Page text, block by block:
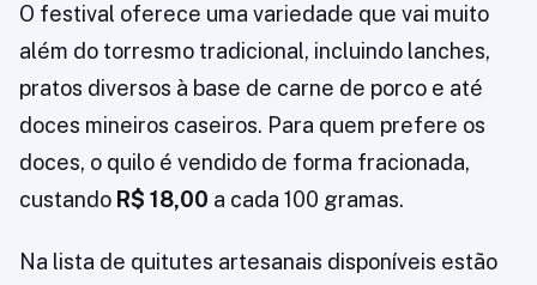
O festival oferece uma variedade que vai muito
além do torresmo tradicional, incluindo lanches,
pratos diversos à base de carne de porco e até
doces mineiros caseiros. Para quem prefere os
doces, o quilo é vendido de forma fracionada,
custando R$ 18,00 a cada 100 gramas.
Na lista de quitutes artesanais disponíveis estão